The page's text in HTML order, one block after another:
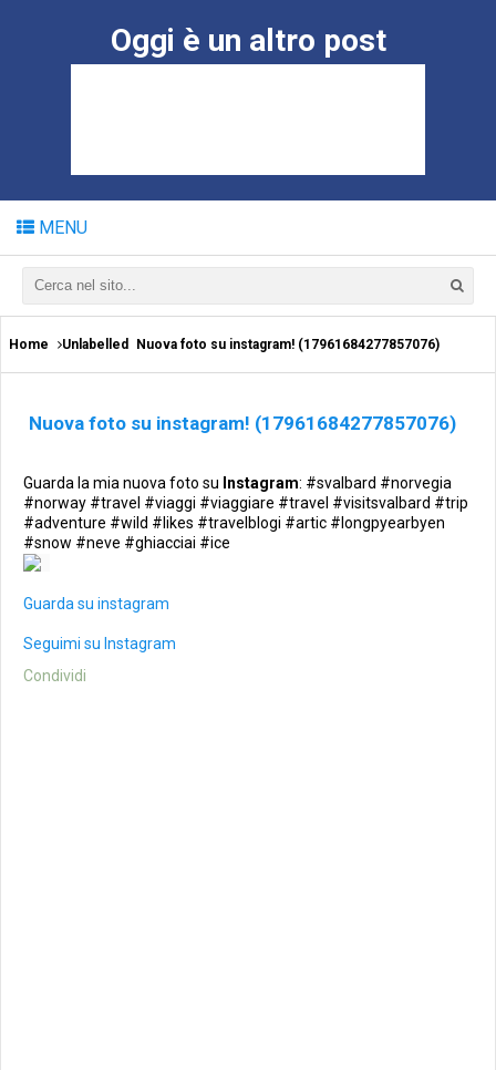
Oggi è un altro post
MENU
Home Unlabelled Nuova foto su instagram! (17961684277857076)
Nuova foto su instagram! (17961684277857076)
Guarda la mia nuova foto su Instagram: #svalbard #norvegia
#norway #travel #viaggi #viaggiare #travel #visitsvalbard #trip
#adventure #wild #likes #travelblogi #artic #longpyearbyen
#snow #neve #ghiacciai #ice
Guarda su instagram
Seguimi su Instagram
Condividi